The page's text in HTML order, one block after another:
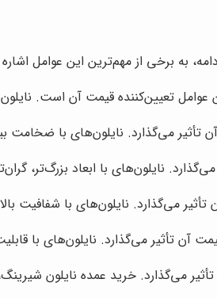
به برخی از مهم‌ترین این عوامل
تعیین‌کننده قیمت آن است.
می‌گذارد. نایلون‌های با ضخامت
نایلون‌های با ابعاد بزرگ‌تر،
می‌گذارد. نایلون‌های با شفافیت
آن تأثیر می‌گذارد. نایلون‌های با
می‌گذارد. خرید عمده نایلون